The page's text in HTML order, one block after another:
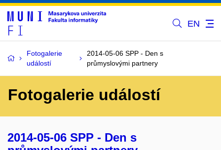
EN
Fotogalerie
událostí
2014-05-06 SPP - Den s
průmyslovými partnery
Fotogalerie událostí
2014-05-06 SPP - Den s